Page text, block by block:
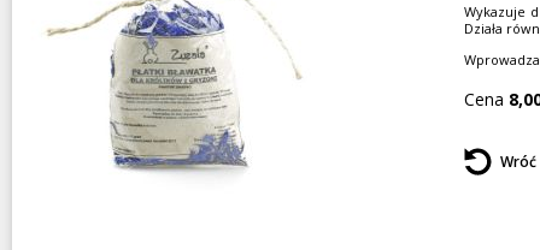
Wykazuje
Działa
Cena
Wróć